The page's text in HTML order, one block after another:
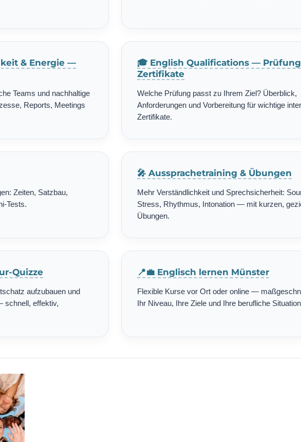
& Energie —
Teams und nachhaltige
Reports, Meetings
🎓 English Qualifications —
Zertifikate
Welche Prüfung passt zu Ihrem Ziel? Überblick,
Anforderungen und Vorbereitung für wichtige
Zertifikate.
Zeiten, Satzbau,
Tests.
🎤 Aussprachetraining & Übungen
Mehr Verständlichkeit und Sprechsicherheit:
Stress, Rhythmus, Intonation — mit kurzen,
Übungen.
Quizze
aufzubauen und
schnell, effektiv,
📍💼 Englisch lernen Münster
Flexible Kurse vor Ort oder online —
Ihr Niveau, Ihre Ziele und Ihre berufliche